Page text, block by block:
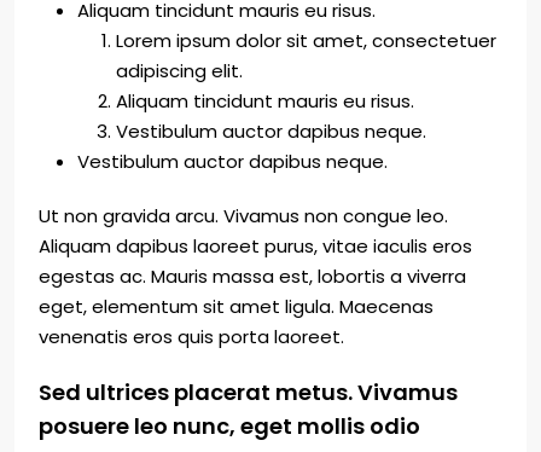
Aliquam tincidunt mauris eu risus.
Lorem ipsum dolor sit amet, consectetuer
adipiscing elit.
Aliquam tincidunt mauris eu risus.
Vestibulum auctor dapibus neque.
Vestibulum auctor dapibus neque.
Ut non gravida arcu. Vivamus non congue leo.
Aliquam dapibus laoreet purus, vitae iaculis eros
egestas ac. Mauris massa est, lobortis a viverra
eget, elementum sit amet ligula. Maecenas
venenatis eros quis porta laoreet.
Sed ultrices placerat metus. Vivamus
posuere leo nunc, eget mollis odio